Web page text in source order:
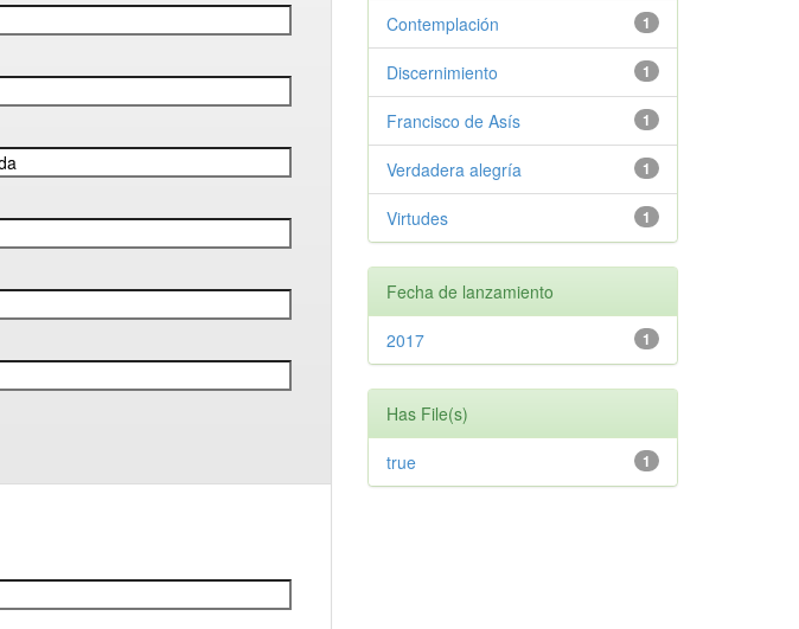
1
Contemplación
1
Discernimiento
1
Francisco de Asís
1
Verdadera alegría
1
Virtudes
Fecha de lanzamiento
1
2017
Has File(s)
1
true